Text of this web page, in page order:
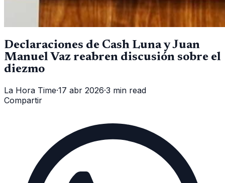
Declaraciones de Cash Luna y Juan
Manuel Vaz reabren discusión sobre el
diezmo
La Hora Time·17 abr 2026·3 min read
Compartir